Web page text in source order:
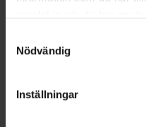
Nödvändig
Inställningar